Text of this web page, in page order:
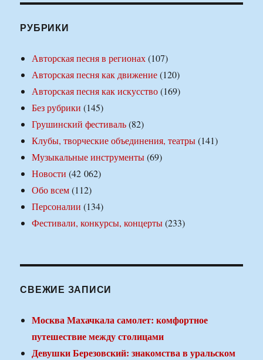
РУБРИКИ
Авторская песня в регионах(107)
Авторская песня как движение(120)
Авторская песня как искусство(169)
Без рубрики (145)
Грушинский фестиваль(82)
Клубы, творческие объединения, театры(141)
Музыкальные инструменты(69)
Новости (42 062)
Обо всем(112)
Персоналии (134)
Фестивали, конкурсы, концерты(233)
СВЕЖИЕ ЗАПИСИ
Москва Махачкала самолет: комфортное
путешествие между столицами
Девушки Березовский: знакомства в уральском